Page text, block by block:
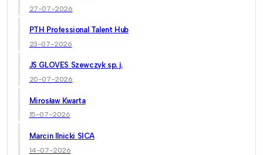
27-07-2026
PTH Professional Talent Hub
23-07-2026
JS GLOVES Szewczyk sp. j.
20-07-2026
Mirosław Kwarta
15-07-2026
Marcin Ilnicki SICA
14-07-2026